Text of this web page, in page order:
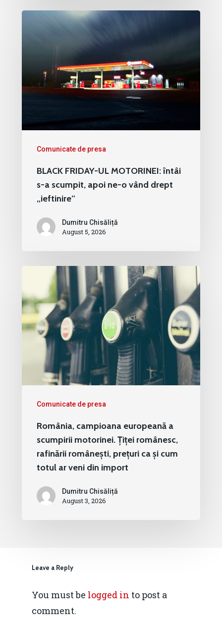
Comunicate de presa
BLACK FRIDAY-UL MOTORINEI: întâi
s-a scumpit, apoi ne-o vând drept
„ieftinire”
Dumitru Chisăliță
August 5, 2026
Comunicate de presa
România, campioana europeană a
scumpirii motorinei. Țiței românesc,
rafinării românești, prețuri ca și cum
totul ar veni din import
Dumitru Chisăliță
August 3, 2026
Leave a Reply
You must be logged in to post a
comment.